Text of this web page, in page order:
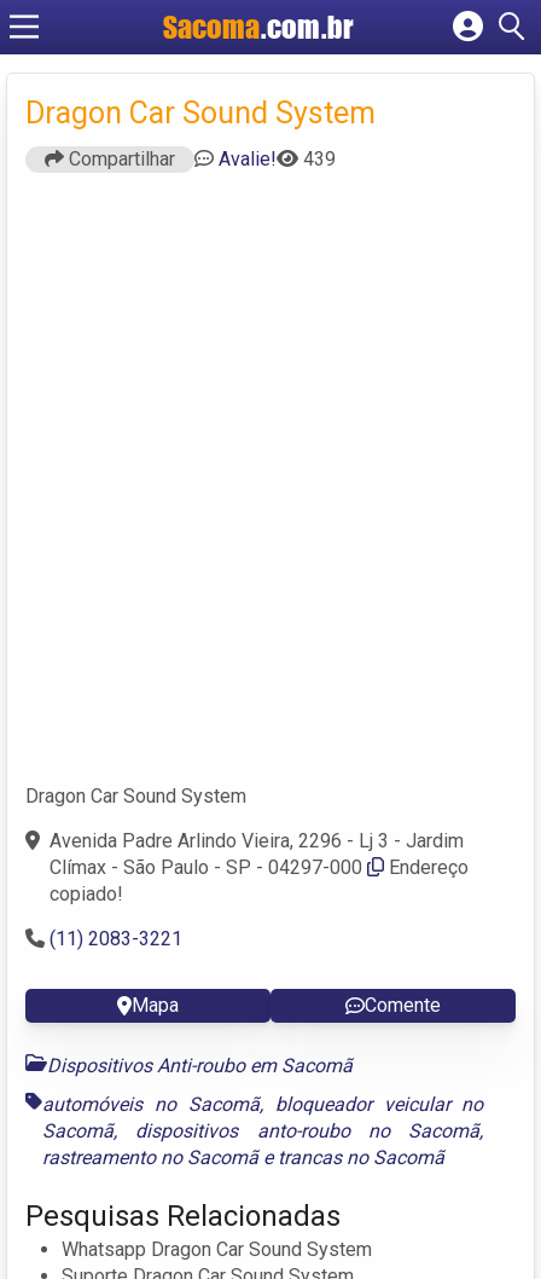
Sacoma.com.br
Cadastrar empresa
Criar conta
Dragon Car Sound System
Compartilhar Avalie! 439
Dragon Car Sound System
Avenida Padre Arlindo Vieira, 2296 - Lj 3 - Jardim
Clímax - São Paulo - SP - 04297-000
Endereço
copiado!
(11) 2083-3221
Mapa Comente
Dispositivos Anti-roubo em Sacomã
automóveis no Sacomã, bloqueador veicular no
Sacomã, dispositivos anto-roubo no Sacomã,
rastreamento no Sacomãe trancas no Sacomã
Pesquisas Relacionadas
Whatsapp Dragon Car Sound System